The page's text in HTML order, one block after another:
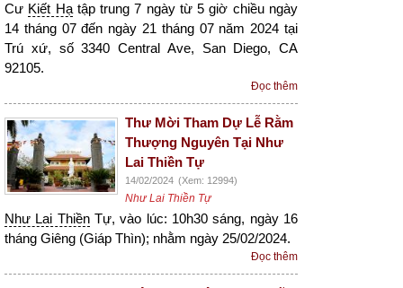
Cư Kiết Hạtập trung 7 ngày từ 5 giờ chiều ngày
14 tháng 07 đến ngày 21 tháng 07 năm 2024 tại
Trú xứ, số 3340 Central Ave, San Diego, CA
92105.
Đọc thêm
Thư Mời Tham Dự Lễ Rằm
Thượng Nguyên Tại Như
Lai Thiền Tự
14/02/2024 (Xem: 12994)
Như Lai Thiền Tự
Như Lai ThiềnTự, vào lúc: 10h30 sáng, ngày 16
tháng Giêng (Giáp Thìn); nhằm ngày 25/02/2024.
Đọc thêm